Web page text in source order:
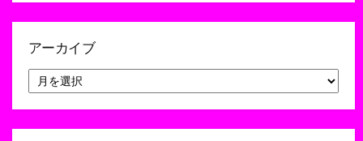
アーカイブ
ー
カ